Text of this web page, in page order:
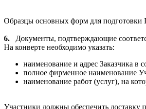
Образцы основных форм для
6.
Документы, подтверждающие
На конверте необходимо указать:
наименование и адрес Заказчика в
полное фирменное наименование
наименование работ (услуг), на
Участники должны обеспечить доставку